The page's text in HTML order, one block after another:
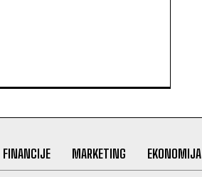
FINANCIJE MARKETING EKONOMIJA